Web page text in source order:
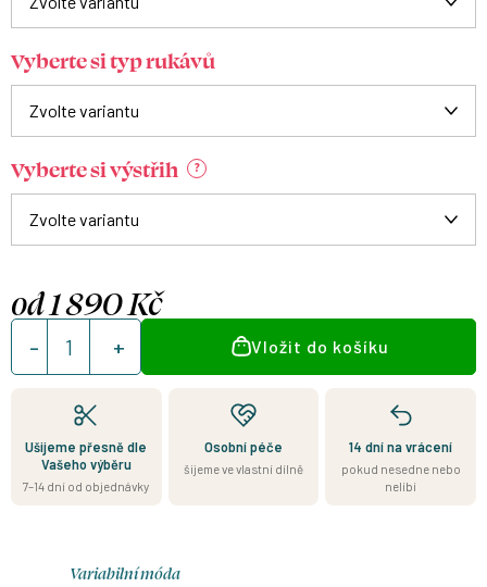
Vyberte si typ rukávů
Vyberte si výstřih ?
od1 890 Kč
Měrná
cena:
Vložit do košíku
Ušijeme přesně dle
Vašeho výběru
7–14 dní od objednávky
Osobní péče
šijeme ve vlastní dílně
14 dní na vrácení
pokud nesedne nebo
nelíbí
Variabilní móda